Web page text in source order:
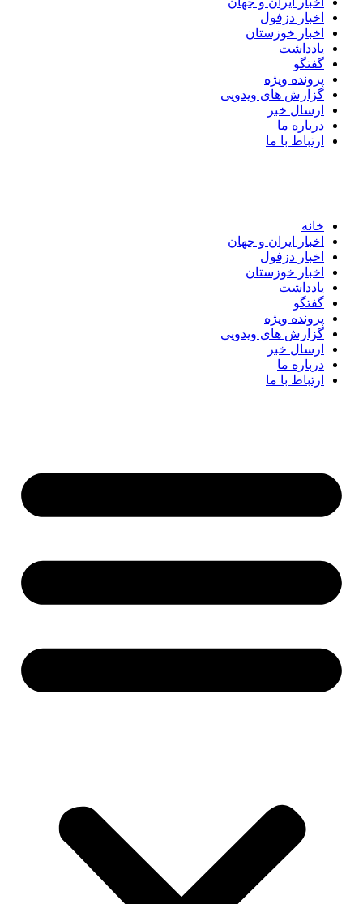
اخبار دزفول
اخبار خوزستان
یادداشت
گفتگو
پرونده ویژه
گزارش های ویدویی
ارسال خبر
درباره ما
ارتباط با ما
خانه
اخبار ایران و جهان
اخبار دزفول
اخبار خوزستان
یادداشت
گفتگو
پرونده ویژه
گزارش های ویدویی
ارسال خبر
درباره ما
ارتباط با ما